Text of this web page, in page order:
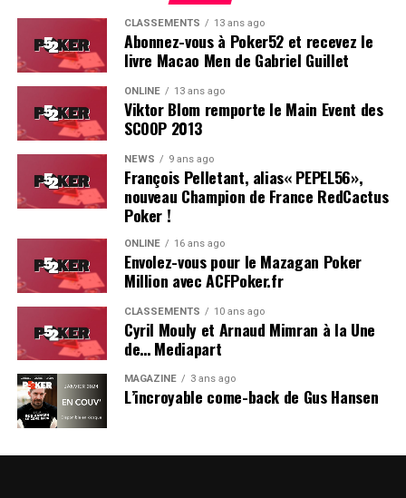
CLASSEMENTS 13 ans ago
Abonnez-vous à Poker52 et recevez le
livre Macao Men de Gabriel Guillet
ONLINE 13 ans ago
Viktor Blom remporte le Main Event des
SCOOP 2013
NEWS 9 ans ago
François Pelletant, alias« PEPEL56»,
nouveau Champion de France RedCactus
Poker !
ONLINE 16 ans ago
Envolez-vous pour le Mazagan Poker
Million avec ACFPoker.fr
CLASSEMENTS 10 ans ago
Cyril Mouly et Arnaud Mimran à la Une
de… Mediapart
MAGAZINE 3 ans ago
L’incroyable come-back de Gus Hansen